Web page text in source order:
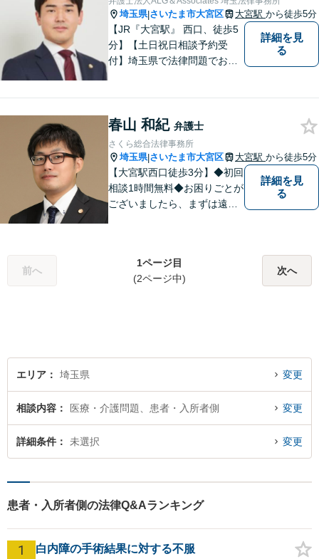
我々とともに解決していきま
しょう。
埼玉県|さいたま市大宮区 大宮駅 から徒歩5分
【JR『大宮駅』 西口、徒歩5
分】【土日祝日相談予約受
付】埼玉県で法律問題でお困
にご相談ください。
詳細を見
る
春山 和紀 弁護士
さくら総合法律事務所
埼玉県|さいたま市大宮区 大宮駅 から徒歩5分
【大宮駅西口徒歩3分】◆初回
相談1時間無料◆お困りごとが
ございましたら、まずは遠慮
詳細を見
る
前へ
1ページ目
(2ページ中)
次へ
エリア 埼玉県 変更
相談内容 医療・介護問題、患者・入所者側 変更
詳細条件 未選択 変更
患者・入所者側の法律Q&Aランキング
1 白内障の手術結果に対する不服